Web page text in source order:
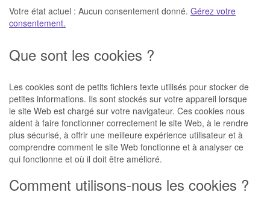
Votre état actuel : Aucun consentement donné. Gérez votre
consentement.
Que sont les cookies ?
Les cookies sont de petits fichiers texte utilisés pour stocker de
petites informations. Ils sont stockés sur votre appareil lorsque
le site Web est chargé sur votre navigateur. Ces cookies nous
aident à faire fonctionner correctement le site Web, à le rendre
plus sécurisé, à offrir une meilleure expérience utilisateur et à
comprendre comment le site Web fonctionne et à analyser ce
qui fonctionne et où il doit être amélioré.
Comment utilisons-nous les cookies ?